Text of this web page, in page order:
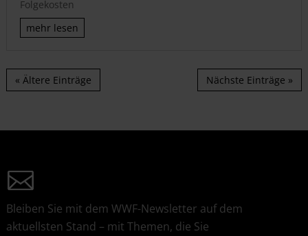
Folgekosten
mehr lesen
« Ältere Einträge Nächste Einträge »
Bleiben Sie mit dem WWF-Newsletter auf dem
aktuellsten Stand – mit Themen, die Sie